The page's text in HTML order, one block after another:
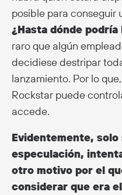
posible para conseguir
¿Hasta dónde
raro que algún
decidiese destripar
lanzamiento. Por lo
Rockstar puede
accede.
Evidentemente,
especulación,
otro motivo por el
considerar que era